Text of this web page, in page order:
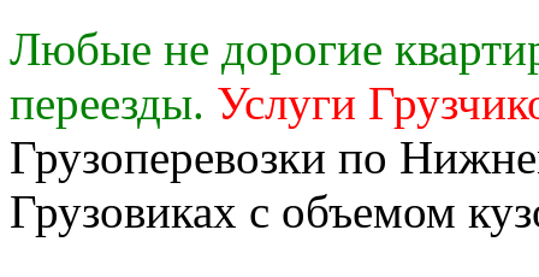
Любые не дорогие
переезды. Услуги
Грузоперевозки по
Грузовиках с объемом